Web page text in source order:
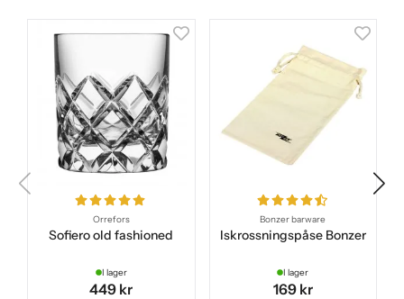
Orrefors
Sofiero old fashioned
I lager
449 kr
Bonzer barware
Iskrossningspåse Bonzer
I lager
169 kr